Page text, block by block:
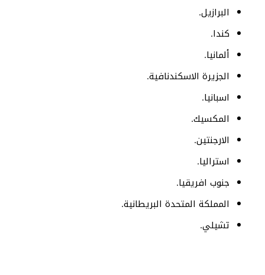
البرازيل.
كندا.
ألمانيا.
الجزيرة الاسكندنافية.
اسبانيا.
المكسيك.
الارجنتين.
استراليا.
جنوب افريقيا.
المملكة المتحدة البريطانية.
تشيلي.